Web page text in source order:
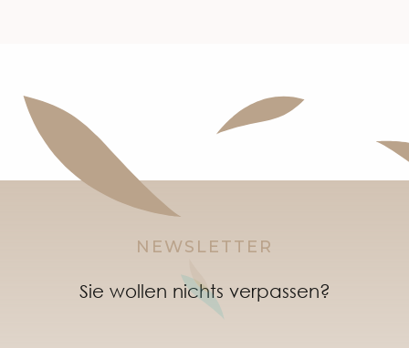
NEWSLETTER
Sie wollen nichts verpassen?